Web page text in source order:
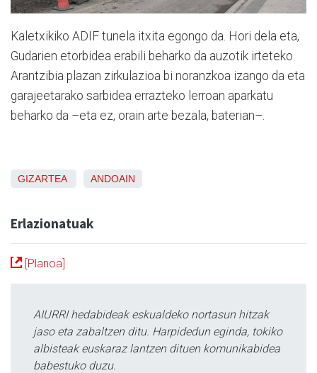
Kaletxikiko ADIF tunela itxita egongo da. Hori dela eta,
Gudarien etorbidea erabili beharko da auzotik irteteko.
Arantzibia plazan zirkulazioa bi noranzkoa izango da eta
garajeetarako sarbidea errazteko lerroan aparkatu
beharko da –eta ez, orain arte bezala, baterian–.
GIZARTEA ANDOAIN
Erlazionatuak
[Planoa]
AIURRI hedabideak eskualdeko nortasun hitzak
jaso eta zabaltzen ditu. Harpidedun eginda, tokiko
albisteak euskaraz lantzen dituen komunikabidea
babestuko duzu.